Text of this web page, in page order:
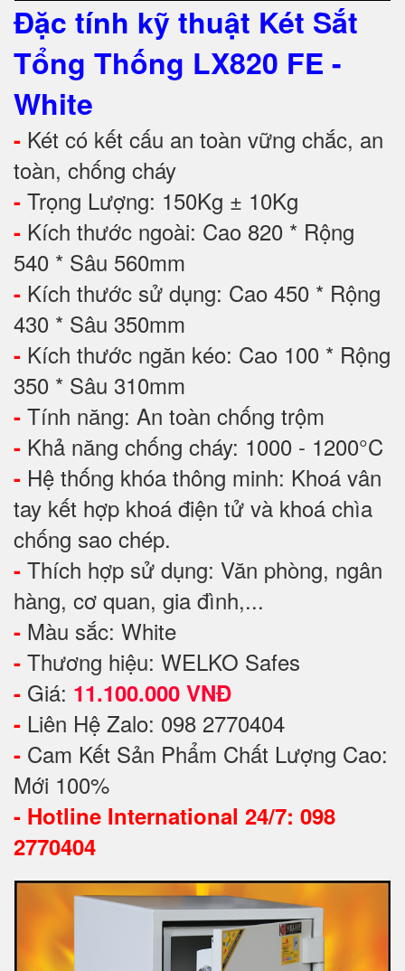
Đặc tính kỹ thuật Két Sắt
Tổng Thống LX820 FE -
White
- Két có kết cấu an toàn vững chắc, an
toàn, chống cháy
- Trọng Lượng: 150Kg ± 10Kg
- Kích thước ngoài: Cao 820 * Rộng
540 * Sâu 560mm
- Kích thước sử dụng: Cao 450 * Rộng
430 * Sâu 350mm
- Kích thước ngăn kéo: Cao 100 * Rộng
350 * Sâu 310mm
- Tính năng: An toàn chống trộm
- Khả năng chống cháy: 1000 - 1200°C
- Hệ thống khóa thông minh: Khoá vân
tay kết hợp khoá điện tử và khoá chìa
chống sao chép.
- Thích hợp sử dụng: Văn phòng, ngân
hàng, cơ quan, gia đình,...
- Màu sắc: White
- Thương hiệu: WELKO Safes
- Giá: 11.100.000 VNĐ
- Liên Hệ Zalo: 098 2770404
- Cam Kết Sản Phẩm Chất Lượng Cao:
Mới 100%
- Hotline International 24/7: 098
2770404